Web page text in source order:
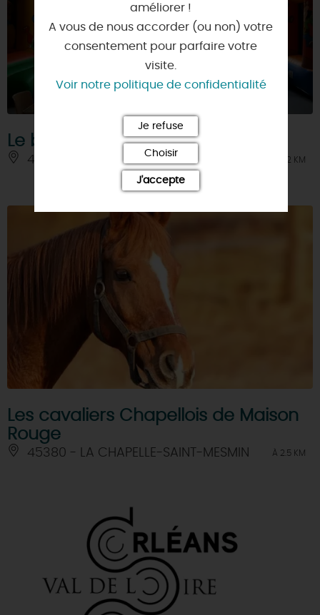
Le beignet doré
45750 - SAINT-PRYVE-SAINT-MESMIN À 2 KM
Les cavaliers Chapellois de Maison
Rouge
45380 - LA CHAPELLE-SAINT-MESMIN À 2.5 KM
améliorer !
A vous de nous accorder (ou non) votre
consentement pour parfaire votre
visite.
Voir notre politique de confidentialité
Je refuse
Choisir
J'accepte